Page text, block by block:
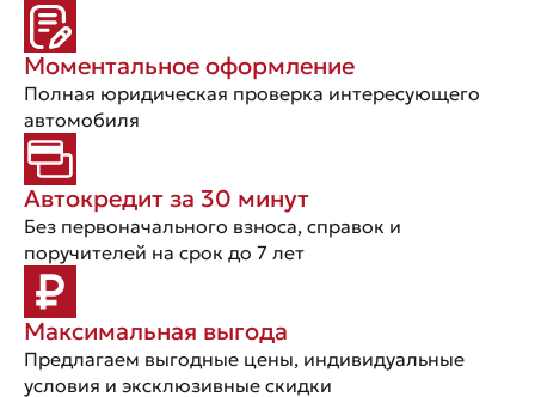
Моментальное оформление
Полная юридическая проверка интересующего
автомобиля
Автокредит за 30 минут
Без первоначального взноса, справок и
поручителей на срок до 7 лет
Максимальная выгода
Предлагаем выгодные цены, индивидуальные
условия и эксклюзивные скидки